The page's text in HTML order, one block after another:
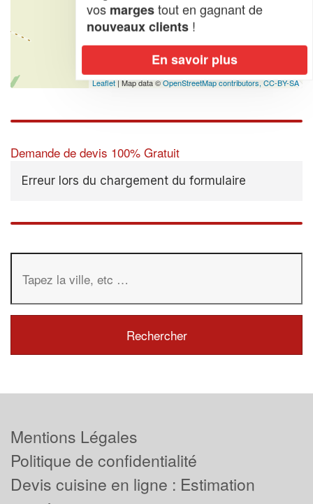
Leaflet| Map data ©OpenStreetMap contributors,CC-BY-SA
Demande de devis 100% Gratuit
Erreur lors du chargement du formulaire
vos margestout en gagnant de
nouveaux clients !
En savoir plus
Mentions Légales
Politique de confidentialité
Devis cuisine en ligne : Estimation